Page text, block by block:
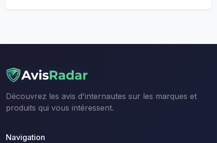
Découvrez les avis d'internautes sur les marques et
produits qui vous intéressent.
Navigation